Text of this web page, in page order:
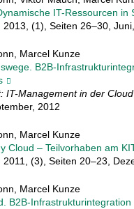
IT-Ressourcen in
2013, (1), Seiten 26–30,
Marcel Kunze
B2B-
IT-Management in der Cloud
2012
Marcel Kunze
Cloud – Teilvorhaben am
2011, (3), Seiten 20–23,
Marcel Kunze
B2B-Infrastrukturintegration